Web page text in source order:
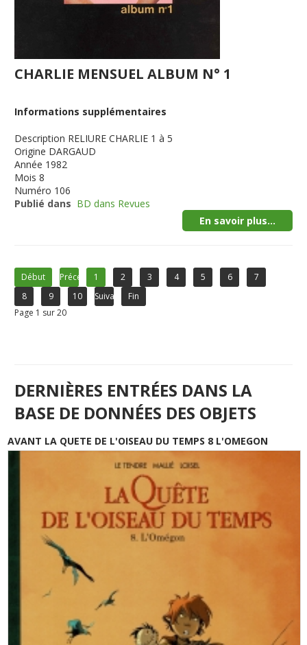
CHARLIE MENSUEL ALBUM N° 1
Informations supplémentaires
Description RELIURE CHARLIE 1 à 5
Origine DARGAUD
Année 1982
Mois 8
Numéro 106
Publié dans BD dans Revues
En savoir plus...
Début Précédent1 2 3 4 5 6
7
8
9 10 Suivant
Fin
Page 1 sur 20
DERNIÈRES ENTRÉES DANS LA
BASE DE DONNÉES DES OBJETS
AVANT LA QUETE DE L'OISEAU DU TEMPS 8 L'OMEGON